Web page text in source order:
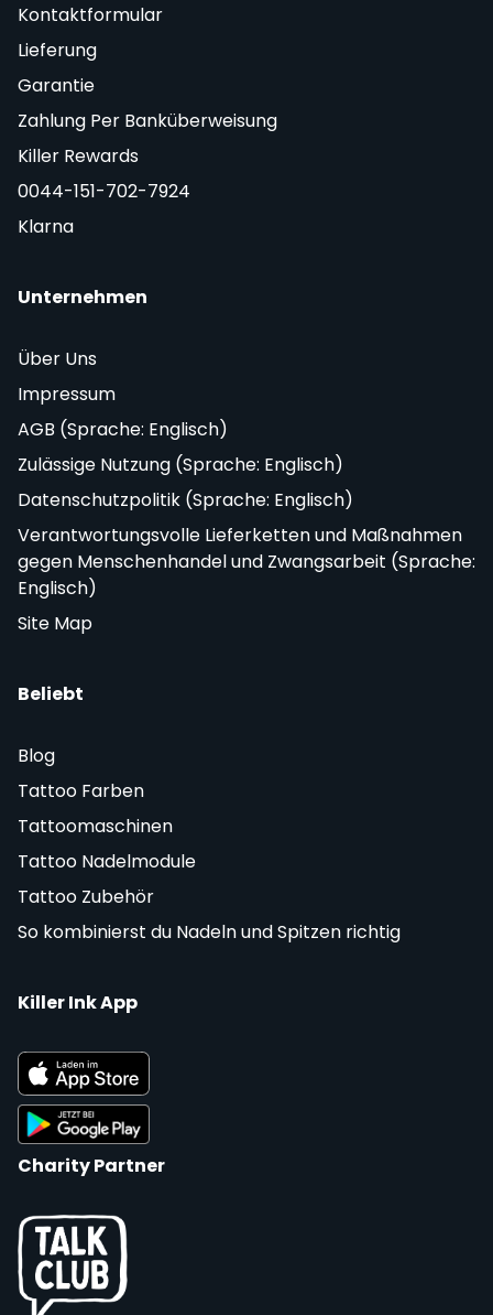
Kontaktformular
Lieferung
Garantie
Zahlung Per Banküberweisung
Killer Rewards
0044-151-702-7924
Klarna
Unternehmen
Über Uns
Impressum
AGB (Sprache: Englisch)
Zulässige Nutzung (Sprache: Englisch)
Datenschutzpolitik (Sprache: Englisch)
Verantwortungsvolle Lieferketten und Maßnahmen
gegen Menschenhandel und Zwangsarbeit (Sprache:
Englisch)
Site Map
Beliebt
Blog
Tattoo Farben
Tattoomaschinen
Tattoo Nadelmodule
Tattoo Zubehör
So kombinierst du Nadeln und Spitzen richtig
Killer Ink App
Charity Partner